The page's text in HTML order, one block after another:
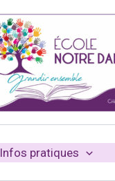
Infos pratiques